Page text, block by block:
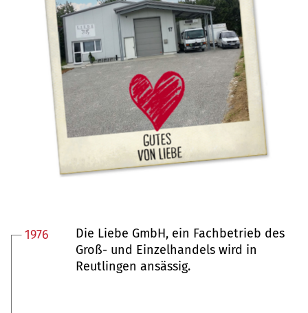
1976
Die Liebe GmbH, ein Fachbetrieb des
Groß- und Einzelhandels wird in
Reutlingen ansässig.